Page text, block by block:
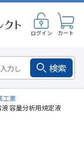
ログイン カート
検索
工業
容量分析用規定液